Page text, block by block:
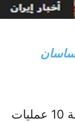
ساسان
البطلة 10 عمليات